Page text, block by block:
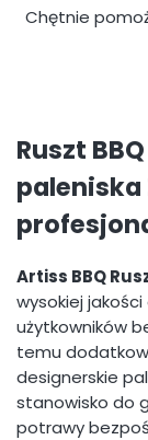
Chętnie
Ruszt
paleniska
Artiss BBQ
wysokiej
użytkowników
temu
designerskie
stanowisko do
potrawy